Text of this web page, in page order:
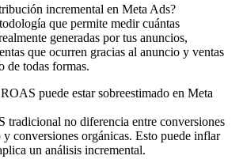
incremental en Meta Ads?
que permite medir cuántas
generadas por tus anuncios,
que ocurren gracias al anuncio y ventas
de todas formas.
puede estar sobreestimado en Meta
tradicional no diferencia entre conversiones
conversiones orgánicas. Esto puede inflar
un análisis incremental.